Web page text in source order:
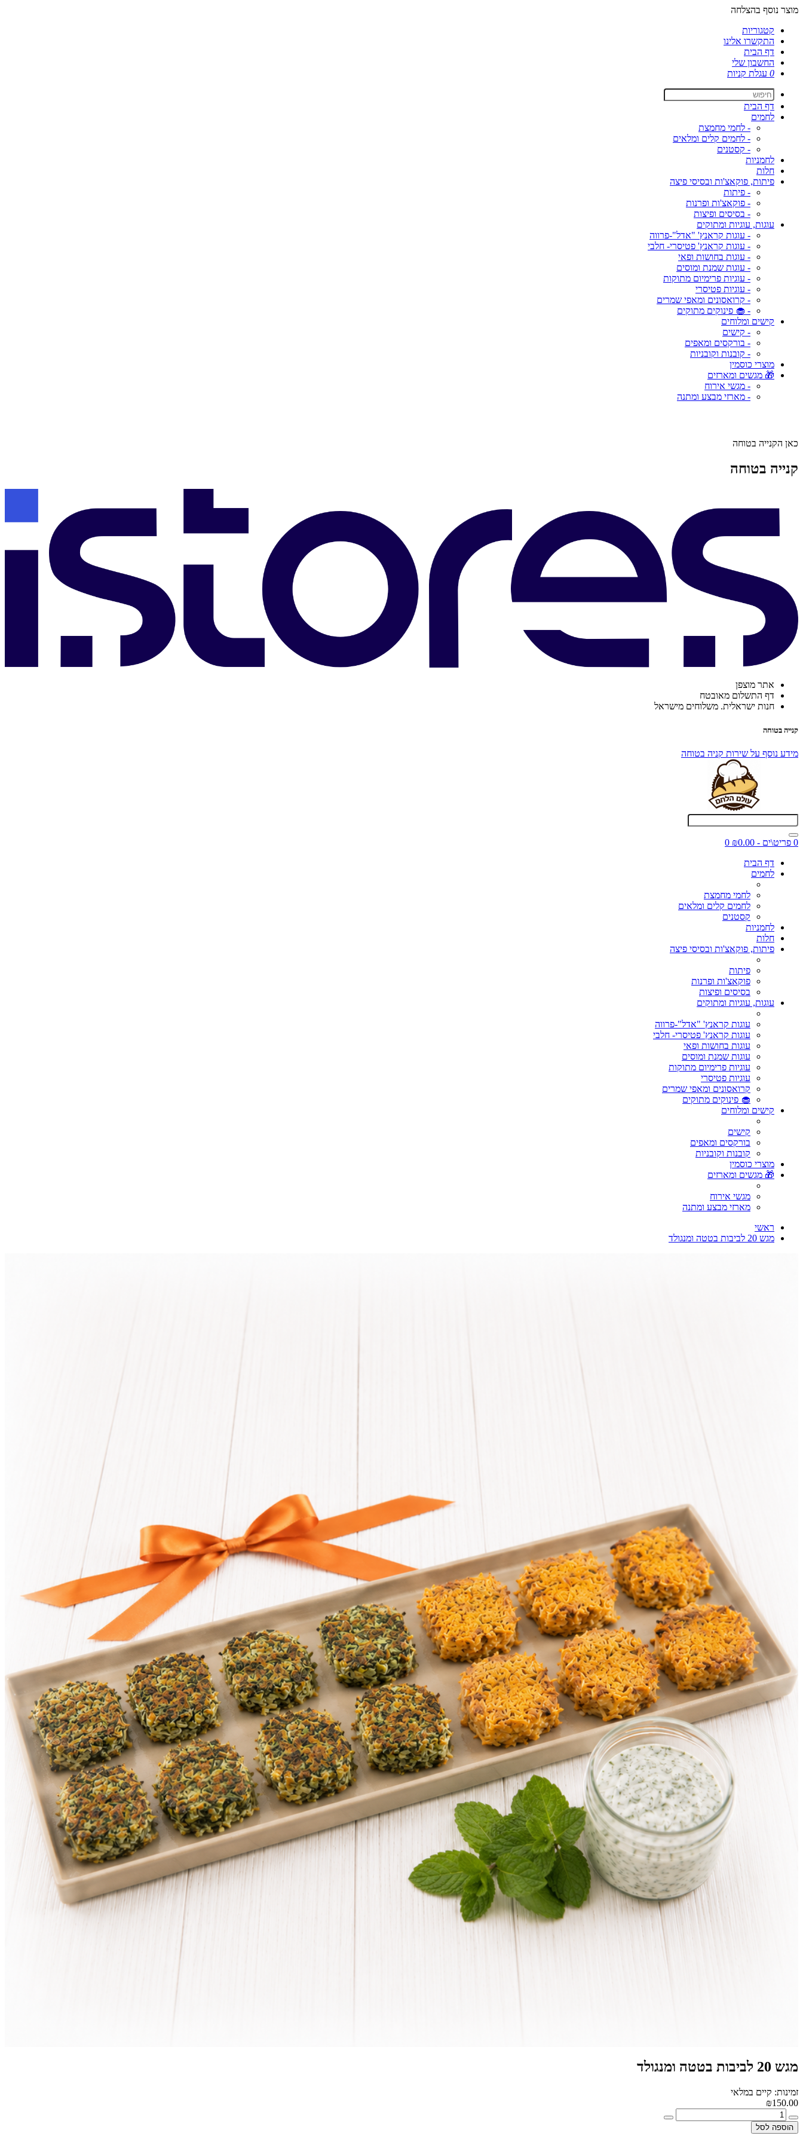
מוצר נוסף בהצלחה
קטגוריות
התקשרו אלינו
דף הבית
החשבון שלי
0 עגלת קניות
דף הבית
לחמים
- לחמי מחמצת
- לחמים קלים ומלאים
- קסטנים
לחמניות
חלות
פיתות, פוקאצ'ות ובסיסי פיצה
- פיתות
- פוקאצ'ות ופרנות
- בסיסים ופיצות
עוגות, עוגיות ומתוקים
- עוגות קראנץ' "אדל"-פרווה
- עוגות קראנץ' פטיסרי- חלבי
- עוגות בחושות ופאי
- עוגות שמנת ומוסים
- עוגיות פרימיום מתוקות
- עוגיות פטיסרי
- קרואסונים ומאפי שמרים
- 🧁 פינוקים מתוקים
קישים ומלוחים
- קישים
- בורקסים ומאפים
- קובנות וקובניות
מוצרי כוסמין
🎁 מגשים ומארזים
- מגשי אירוח
- מארזי מבצע ומתנה
כאן הקנייה בטוחה
קנייה בטוחה
אתר מוצפן
דף התשלום מאובטח
חנות ישראלית. משלוחים מישראל
קנייה בטוחה
מידע נוסף על שירות קניה בטוחה
0 פריט\ים - ₪0.00
0
דף הבית
לחמים
לחמי מחמצת
לחמים קלים ומלאים
קסטנים
לחמניות
חלות
פיתות, פוקאצ'ות ובסיסי פיצה
פיתות
פוקאצ'ות ופרנות
בסיסים ופיצות
עוגות, עוגיות ומתוקים
עוגות קראנץ' "אדל"-פרווה
עוגות קראנץ' פטיסרי- חלבי
עוגות בחושות ופאי
עוגות שמנת ומוסים
עוגיות פרימיום מתוקות
עוגיות פטיסרי
קרואסונים ומאפי שמרים
🧁 פינוקים מתוקים
קישים ומלוחים
קישים
בורקסים ומאפים
קובנות וקובניות
מוצרי כוסמין
🎁 מגשים ומארזים
מגשי אירוח
מארזי מבצע ומתנה
ראשי
מגש 20 לביבות בטטה ומנגולד
מגש 20 לביבות בטטה ומנגולד
זמינות: קיים במלאי
₪150.00
הוספה לסל